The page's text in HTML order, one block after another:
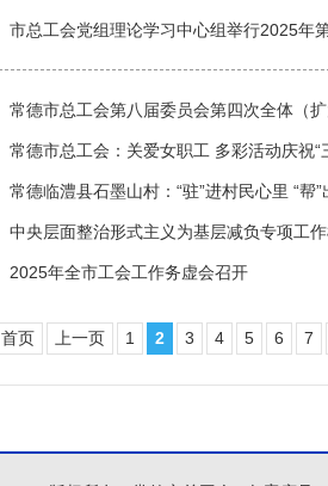
市总工会党组理论学习中心组举行2025年
常德市总工会第八届委员会第四次全体（
常德市总工会：关爱女职工 多彩活动庆祝“
常德临澧县石墨山村：“驻”进村民心里 “帮
中央层面整治形式主义为基层减负专项工
基层减负典型问题
2025年全市工会工作务虚会召开
首页 上一页 1 2 3 4 5 6 7